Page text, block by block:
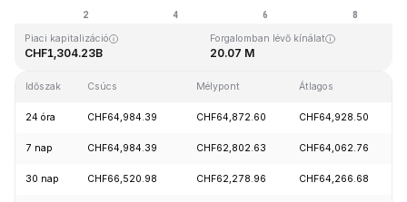
CHF126,080.00 CHF67.81
Piaci kapitalizáció
CHF1,304.23B
Forgalomban lévő kínálat
20.07 M
Időszak Csúcs Mélypont Átlagos
24 óra CHF64,984.39 CHF64,872.60 CHF64,928.50
7 nap CHF64,984.39 CHF62,802.63 CHF64,062.76
30 nap CHF66,520.98 CHF62,278.96 CHF64,266.68